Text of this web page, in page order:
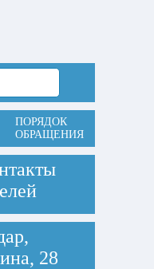
ПОРЯДОК
ОБРАЩЕНИЯ
28